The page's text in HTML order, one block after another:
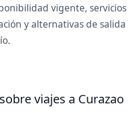
vigente, servicios
y alternativas de salida
viajes a Curazao